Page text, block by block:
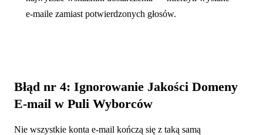
e-maile zamiast potwierdzonych głosów.
Błąd nr 4: Ignorowanie Jakości Domeny
E-mail w Puli Wyborców
Nie wszystkie konta e-mail kończą się z taką samą